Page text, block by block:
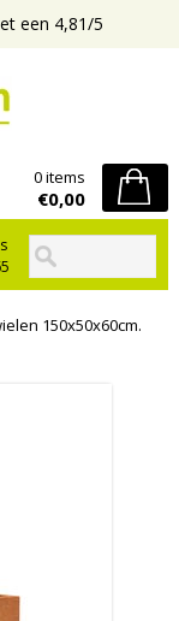
een 4,81/5
0 items
€0,00
150x50x60cm.